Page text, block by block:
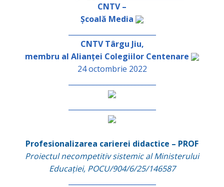
CNTV –
Școală Media
CNTV Târgu Jiu,
membru al Alianței Colegiilor Centenare
24 octombrie 2022
Profesionalizarea carierei didactice – PROF
Proiectul necompetitiv sistemic al Ministerului
Educației, POCU/904/6/25/146587